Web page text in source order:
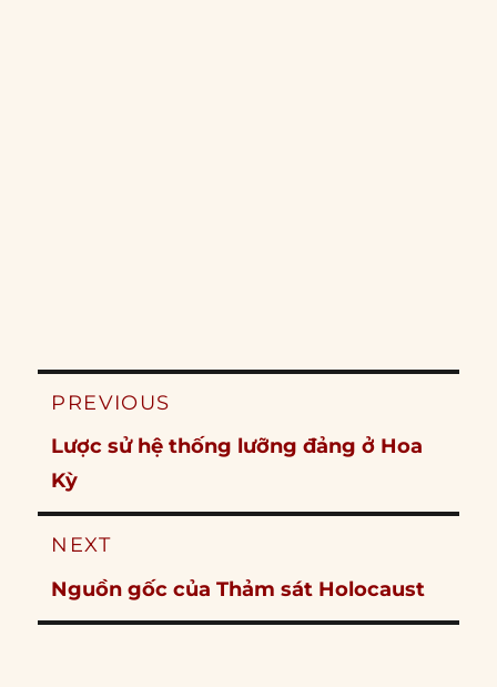
Post
PREVIOUS
Previous
post:
Lược sử hệ thống lưỡng đảng ở Hoa
Kỳ
NEXT
Next
post:
Nguồn gốc của Thảm sát Holocaust